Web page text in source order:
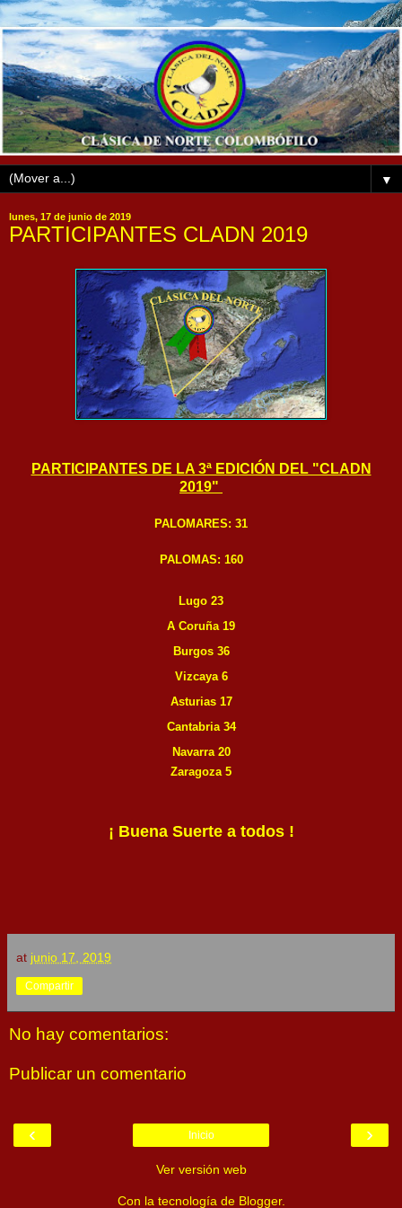
▼
lunes, 17 de junio de 2019
PARTICIPANTES CLADN 2019
PARTICIPANTES DE LA 3ª EDICIÓN DEL "CLADN
2019"
PALOMARES: 31
PALOMAS: 160
Lugo 23
A Coruña 19
Burgos 36
Vizcaya 6
Asturias 17
Cantabria 34
Navarra 20
Zaragoza 5
¡ Buena Suerte a todos !
at junio 17, 2019
Compartir
No hay comentarios:
Publicar un comentario
‹ ›
Inicio
Ver versión web
Con la tecnología de Blogger.